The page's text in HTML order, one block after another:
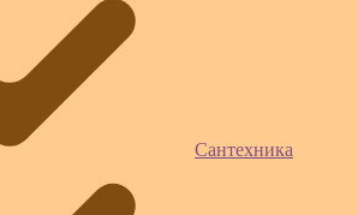
Сантехника